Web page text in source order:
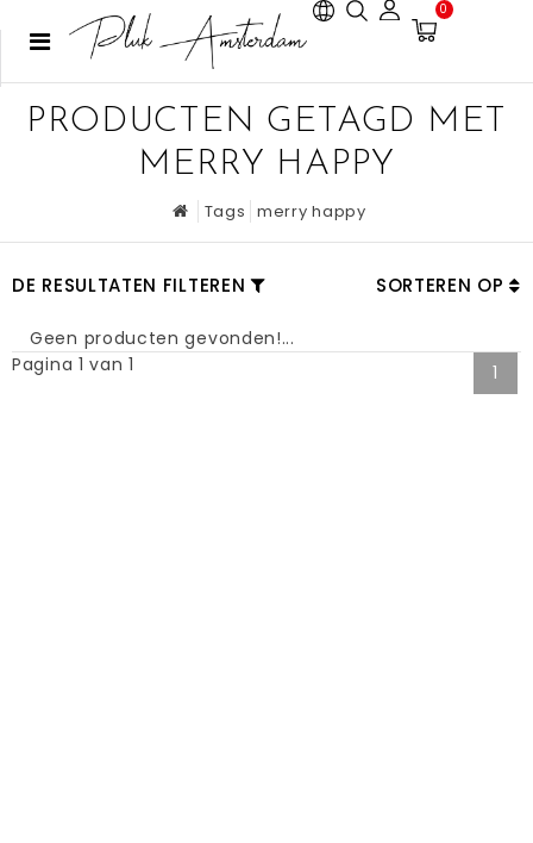
0
PRODUCTEN GETAGD MET
MERRY HAPPY
Tags merry happy
DE RESULTATEN FILTEREN SORTEREN OP
Geen producten gevonden!...
Pagina 1 van 1
1